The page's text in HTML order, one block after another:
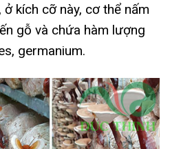
kích cỡ này, cơ thể nấm
gỗ và chứa hàm lượng
germanium.